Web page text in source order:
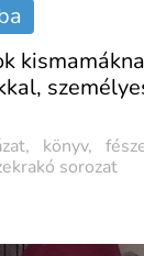
, könyv,
sorozat